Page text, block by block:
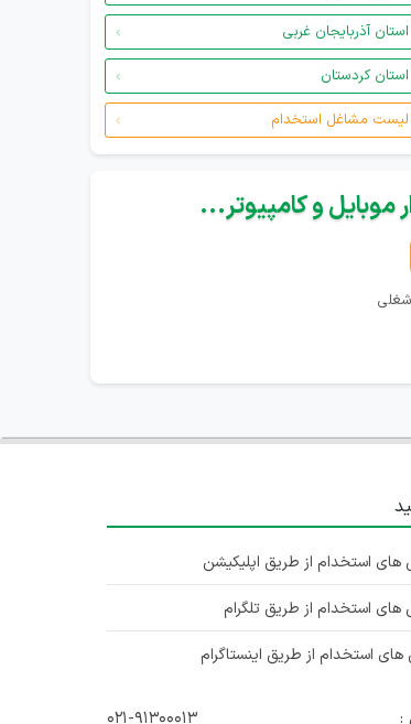
استان آذربایجان غربی
استان کردستان
لیست مشاغل استخدام
موبایل و کامپیوتر...
استخدام از طریق اپلیکیشن
استخدام از طریق تلگرام
استخدام از طریق اینستاگرام